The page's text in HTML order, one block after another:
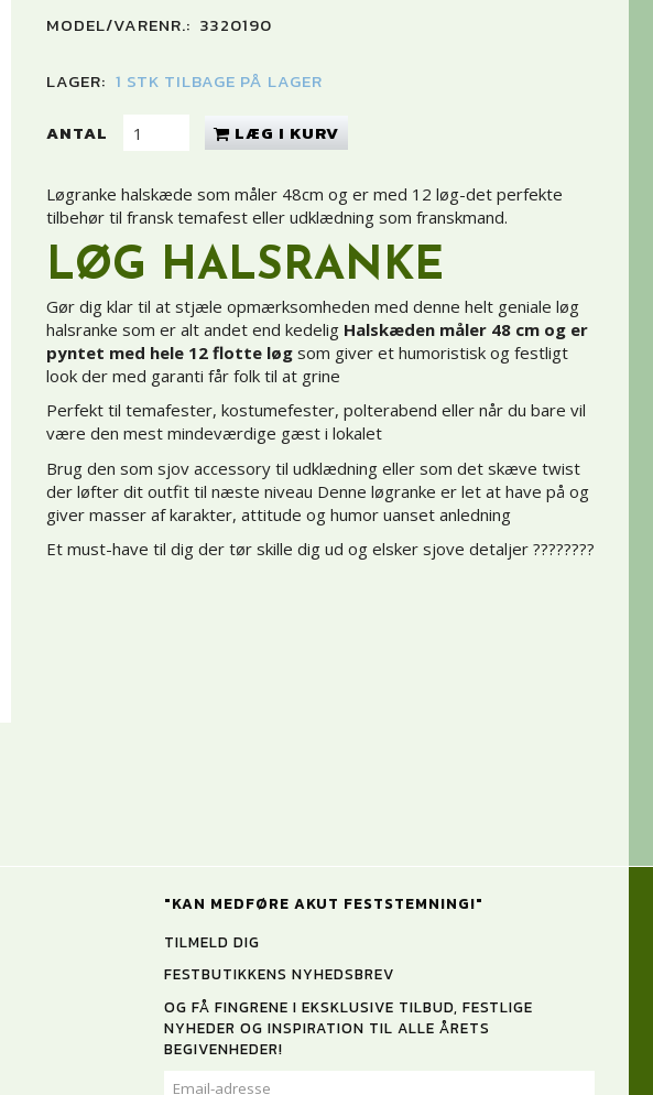
MODEL/VARENR.: 3320190
LAGER: 1 STK TILBAGE PÅ LAGER
ANTAL LÆG I KURV
Løgranke halskæde som måler 48cm og er med 12 løg-det perfekte
tilbehør til fransk temafest eller udklædning som franskmand.
LØG HALSRANKE
Gør dig klar til at stjæle opmærksomheden med denne helt geniale løg
halsranke som er alt andet end kedelig Halskæden måler 48 cm og er
pyntet med hele 12 flotte løgsom giver et humoristisk og festligt
look der med garanti får folk til at grine
Perfekt til temafester, kostumefester, polterabend eller når du bare vil
være den mest mindeværdige gæst i lokalet
Brug den som sjov accessory til udklædning eller som det skæve twist
der løfter dit outfit til næste niveau Denne løgranke er let at have på og
giver masser af karakter, attitude og humor uanset anledning
Et must-have til dig der tør skille dig ud og elsker sjove detaljer ????????
"KAN MEDFØRE AKUT FESTSTEMNING!"
TILMELD DIG
FESTBUTIKKENS NYHEDSBREV
OG FÅ FINGRENE I EKSKLUSIVE TILBUD, FESTLIGE
NYHEDER OG INSPIRATION TIL ALLE ÅRETS
BEGIVENHEDER!
EMAIL-